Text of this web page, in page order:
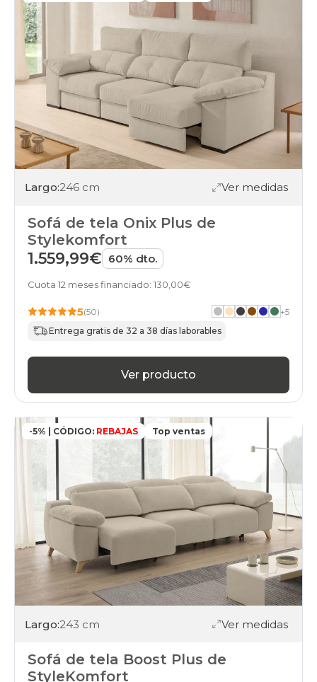
Largo:246 cm Ver medidas
Sofá de tela Onix Plus de
Stylekomfort
1.559,99€ 60% dto.
Cuota 12 meses financiado: 130,00€
5(50) +5
Entrega gratis de 32 a 38 días laborables
Ver producto
-5% | CÓDIGO: REBAJAS Top ventas
Largo:243 cm Ver medidas
Sofá de tela Boost Plus de
StyleKomfort